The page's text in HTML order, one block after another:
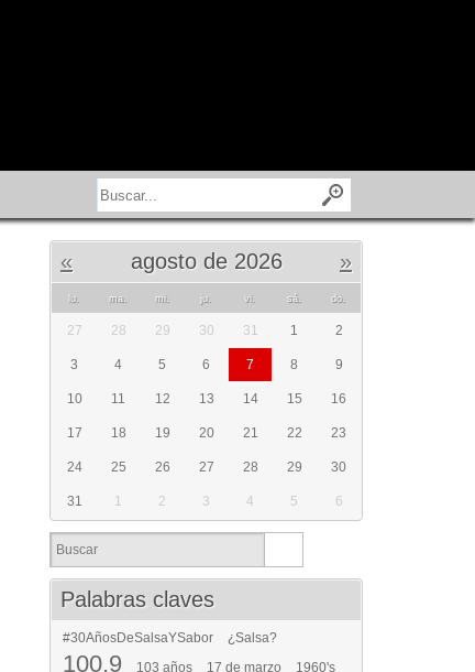
« agosto de 2026 »
lu. ma. mi. ju. vi. sá. do.
27 28 29 30 31 1 2
3 4 5 6 7 8 9
10 11 12 13 14 15 16
17 18 19 20 21 22 23
24 25 26 27 28 29 30
31 1 2 3 4 5 6
Palabras claves
#30AñosDeSalsaYSabor ¿Salsa?
100.9 103 años 17 de marzo
1960's